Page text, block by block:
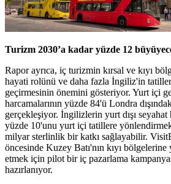
Turizm 2030’a kadar yüzde 12
Rapor ayrıca, iç turizmin kırsal ve kıyı
hayati rolünü ve daha fazla İngiliz'in
geçirmesinin önemini gösteriyor. Yurt içi
harcamalarının yüzde 84'ü Londra
gerçekleşiyor. İngilizlerin yurt dışı seyahat
yüzde 10'unu yurt içi tatillere
milyar sterlinlik bir katkı sağlayabilir.
öncesinde Kuzey Batı'nın kıyı
etmek için pilot bir iç pazarlama
hazırlanıyor.